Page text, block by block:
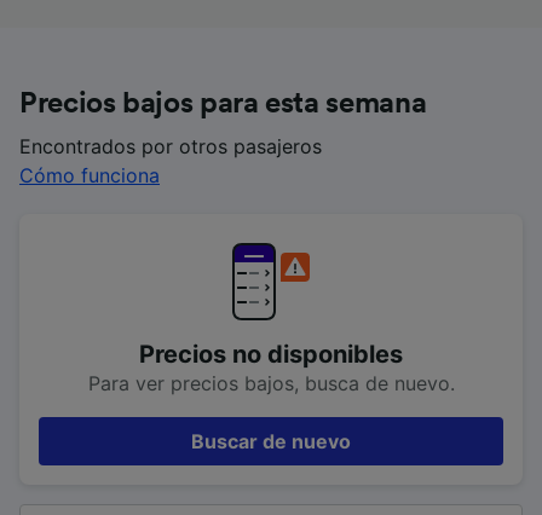
Precios bajos para esta semana
Encontrados por otros pasajeros
Cómo funciona
Precios no disponibles
Para ver precios bajos, busca de nuevo.
Buscar de nuevo